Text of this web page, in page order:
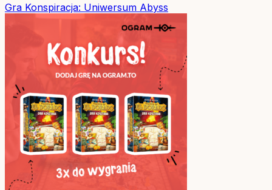
Gra Konspiracja: Uniwersum Abyss